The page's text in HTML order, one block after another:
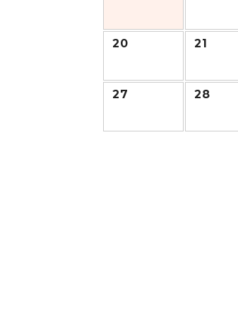
20 21
27 28